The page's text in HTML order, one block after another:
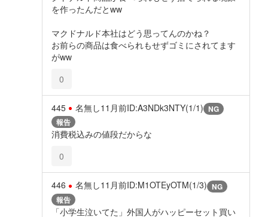
を作ったんだとww
マクドナルド本社はどう思ってんのかね？
お前らの商品は食べられもせずゴミにされてます
がww
0
445 名無し11月前ID:A3NDk3NTY(1/1) NG
報告
消費税込みの値段だからな
0
446 名無し11月前ID:M1OTEyOTM(1/3) NG
報告
「小学生泣いてた」外国人がハッピーセット買い